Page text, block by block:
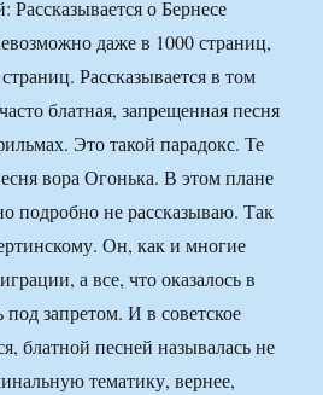
о Бернесе
даже в 1000 страниц,
Рассказывается в том
блатная, запрещенная песня
Это такой парадокс. Те
вора Огонька. В этом плане
подробно не рассказываю. Так
Он, как и многие
а все, что оказалось в
под запретом. И в советское
блатной песней называлась не
тематику, вернее,